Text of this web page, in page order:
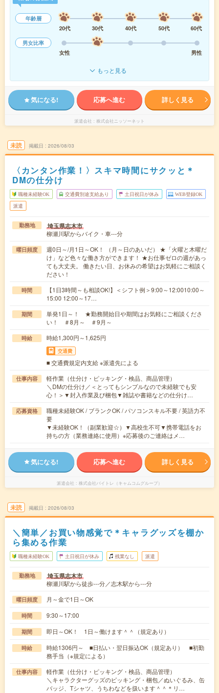
年齢層
20代
30代 40代 50代
60代
男女比率
女性
男性
もっと見る
気になる! 応募へ進む 詳しく見る
派遣会社 株式会社ニッソーネット
未読 掲載日 2026/08/03
〈カンタン作業！〉スキマ時間にサクッと＊
DMの仕分け
職種未経験OK 交通費別途支給あり 土日祝日が休み WEB登録OK
派遣
勤務地 埼玉県志木市
柳瀬川駅からバイク・車---分
曜日頻度
週0日～/月1日～OK！ （月～日のあいだ） ★「火曜と木曜だ
け」など色々な働き方ができます！ ★お仕事ゼロの週があっ
ても大丈夫。 働きたい日、お休みの希望はお気軽にご相談く
ださい！
時間
【1日3時間～も相談OK!】＜シフト例＞9:00～12:0010:00～
15:00 12:00～17…
期間
単発1日～！ ★勤務開始日や期間はお気軽にご相談くださ
い！ ＃8月～ ＃9月～
時給 時給1,300円～1,625円
交通費
■ 交通費規定内支給 ※派遣先による
仕事内容
軽作業（仕分け・ピッキング・検品、商品管理）
＼DMの仕分け／＜とってもシンプルなので未経験でも安
心！＞▼封入作業及び梱包▼雑誌や書籍などの仕分け…
応募資格
職種未経験OK / ブランクOK / パソコンスキル不要 / 英語力不
要
▼未経験OK！（副業歓迎☆）▼高校生不可▼携帯電話をお
持ちの方（業務連絡に使用）※応募後のご連絡はメ…
気になる! 応募へ進む 詳しく見る
派遣会社 株式会社バイトレ（キャムコムグループ）
未読 掲載日 2026/08/03
＼簡単／お買い物感覚で＊キャラグッズを棚か
ら集める作業
職種未経験OK 土日祝日が休み 残業なし 派遣
勤務地 埼玉県志木市
柳瀬川駅から徒歩---分／志木駅から---分
曜日頻度 月～金で1日～OK
時間 9:30～17:00
期間 即日～OK！ 1日～働けます＾＾（規定あり）
時給
時給1306円～ ■日払い・翌日振込OK（規定あり） ■初勤
務手当（※規定による）
仕事内容
軽作業（仕分け・ピッキング・検品、商品管理）
＼キャラクターグッズのピッキング・梱包／ぬいぐるみ、缶
バッジ、Tシャツ、うちわなどを扱います＾＾＊リ…